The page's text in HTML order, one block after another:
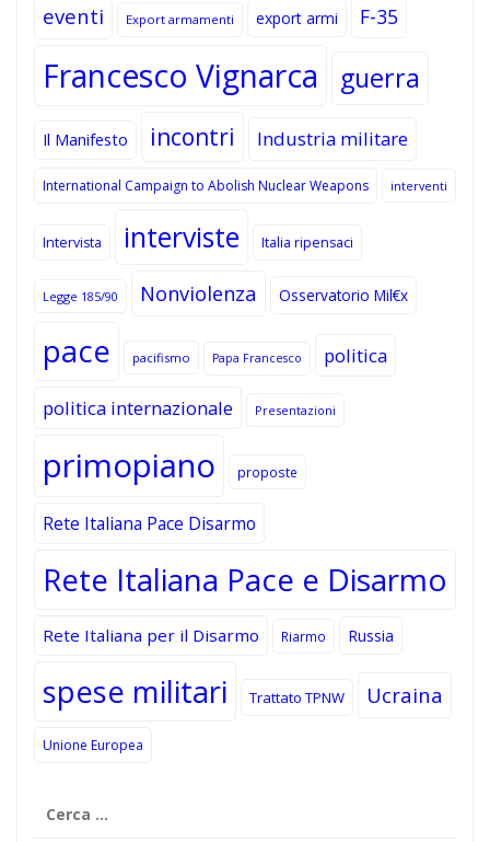
eventi Export armamenti export armi F-35
Francesco Vignarca guerra
Il Manifesto incontri Industria militare
International Campaign to Abolish Nuclear Weapons interventi
Intervista interviste Italia ripensaci
Legge 185/90 Nonviolenza Osservatorio Mil€x
pace pacifismo Papa Francesco politica
politica internazionale Presentazioni
primopiano proposte
Rete Italiana Pace Disarmo
Rete Italiana Pace e Disarmo
Rete Italiana per il Disarmo Riarmo Russia
spese militari Trattato TPNW Ucraina
Unione Europea
per: